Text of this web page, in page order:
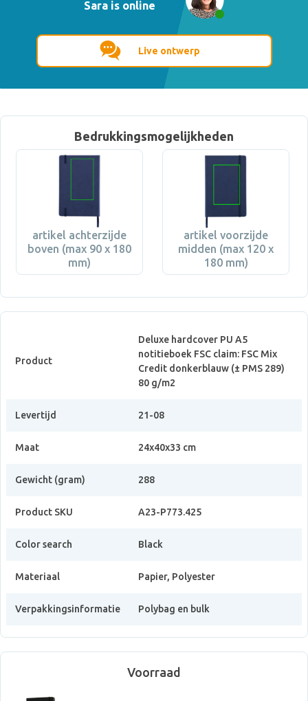
Sara is online
Live ontwerp
Bedrukkingsmogelijkheden
artikel achterzijde
boven (max 90 x 180
mm)
artikel voorzijde
midden (max 120 x
180 mm)
Product
Deluxe hardcover PU A5
notitieboek FSC claim: FSC Mix
Credit donkerblauw (± PMS 289)
80 g/m2
Levertijd 21-08
Maat 24x40x33 cm
Gewicht (gram) 288
Product SKU A23-P773.425
Color search Black
Materiaal Papier, Polyester
Verpakkingsinformatie Polybag en bulk
Voorraad